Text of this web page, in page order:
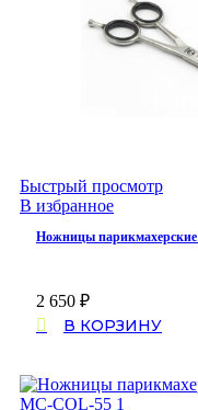
Быстрый просмотр
В избранное
Ножницы парикмахерские
2 650 ₽
В КОРЗИНУ